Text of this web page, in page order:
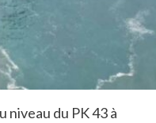
niveau du PK 43 à